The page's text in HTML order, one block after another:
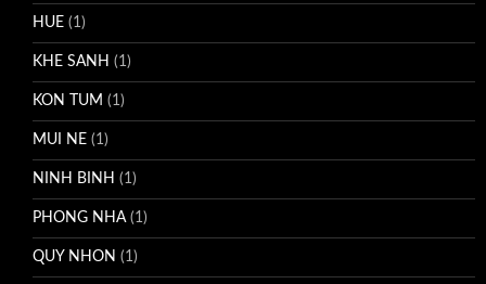
HUE (1)
KHE SANH (1)
KON TUM (1)
MUI NE (1)
NINH BINH (1)
PHONG NHA(1)
QUY NHON (1)